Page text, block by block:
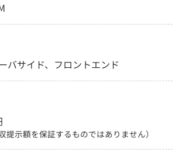
バサイド、フロントエンド
提示額を保証するものではありません）